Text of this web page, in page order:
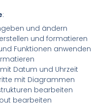
:
und ändern
und formatieren
Funktionen anwenden
Datum und Uhrzeit
mit Diagrammen
bearbeiten
bearbeiten